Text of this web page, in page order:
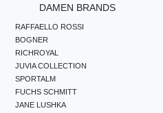
DAMEN BRANDS
RAFFAELLO ROSSI
BOGNER
RICHROYAL
JUVIA COLLECTION
SPORTALM
FUCHS SCHMITT
JANE LUSHKA